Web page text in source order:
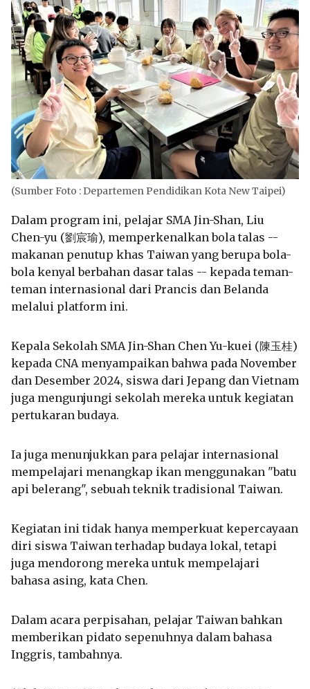
(Sumber Foto : Departemen Pendidikan Kota New Taipei)
Dalam program ini, pelajar SMA Jin-Shan, Liu
Chen-yu (劉宸瑜), memperkenalkan bola talas --
makanan penutup khas Taiwan yang berupa bola-
bola kenyal berbahan dasar talas -- kepada teman-
teman internasional dari Prancis dan Belanda
melalui platform ini.
Kepala Sekolah SMA Jin-Shan Chen Yu-kuei (陳玉桂)
kepada CNA menyampaikan bahwa pada November
dan Desember 2024, siswa dari Jepang dan Vietnam
juga mengunjungi sekolah mereka untuk kegiatan
pertukaran budaya.
Ia juga menunjukkan para pelajar internasional
mempelajari menangkap ikan menggunakan "batu
api belerang", sebuah teknik tradisional Taiwan.
Kegiatan ini tidak hanya memperkuat kepercayaan
diri siswa Taiwan terhadap budaya lokal, tetapi
juga mendorong mereka untuk mempelajari
bahasa asing, kata Chen.
Dalam acara perpisahan, pelajar Taiwan bahkan
memberikan pidato sepenuhnya dalam bahasa
Inggris, tambahnya.